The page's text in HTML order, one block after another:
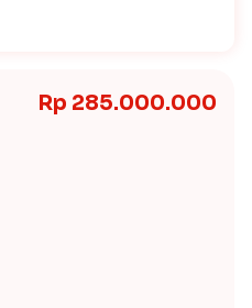
Rp 285.000.000